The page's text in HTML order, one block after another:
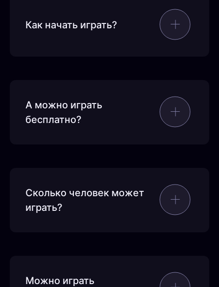
Как начать играть?
А можно играть
бесплатно?
Сколько человек может
играть?
Можно играть